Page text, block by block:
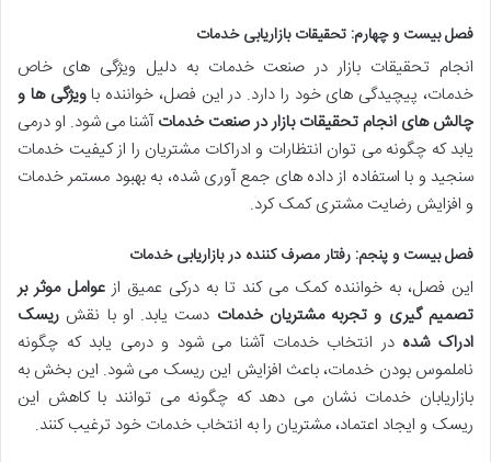
فصل بیست و چهارم: تحقیقات بازاریابی خدمات
انجام تحقیقات بازار در صنعت خدمات به دلیل ویژگی های خاص
خدمات، پیچیدگی های خود را دارد. در این فصل، خواننده باویژگی ها و
چالش های انجام تحقیقات بازار در صنعت خدماتآشنا می شود. او درمی
یابد که چگونه می توان انتظارات و ادراکات مشتریان را از کیفیت خدمات
سنجید و با استفاده از داده های جمع آوری شده، به بهبود مستمر خدمات
و افزایش رضایت مشتری کمک کرد.
فصل بیست و پنجم: رفتار مصرف کننده در بازاریابی خدمات
این فصل، به خواننده کمک می کند تا به درکی عمیق از عوامل موثر بر
تصمیم گیری و تجربه مشتریان خدمات دست یابد. او با نقش ریسک
ادراک شده در انتخاب خدمات آشنا می شود و درمی یابد که چگونه
ناملموس بودن خدمات، باعث افزایش این ریسک می شود. این بخش به
بازاریابان خدمات نشان می دهد که چگونه می توانند با کاهش این
ریسک و ایجاد اعتماد، مشتریان را به انتخاب خدمات خود ترغیب کنند.